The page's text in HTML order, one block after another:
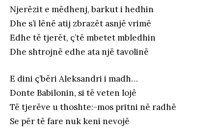
Njerëzit e mëdhenj, barkut i hedhin
Dhe s’i lënë atij zbrazët asnjë vrimë
Edhe të tjerët, ç’të mbetet mbledhin
Dhe shtrojnë edhe ata një tavolinë
E dini ç’bëri Aleksandri i madh…
Donte Babilonin, si të veten lojë
Të tjerëve u thoshte:-mos pritni në radhë
Se për të fare nuk keni nevojë